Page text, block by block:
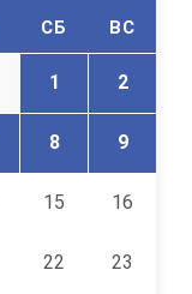
СБ ВС
1 2
8 9
15 16
22 23